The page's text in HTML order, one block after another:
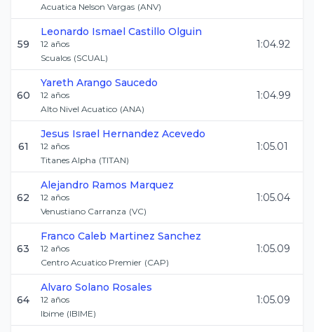
Acuatica Nelson Vargas (ANV)
59
Leonardo Ismael Castillo Olguin
12 años
Scualos (SCUAL)
1:04.92
60
Yareth Arango Saucedo
12 años
Alto Nivel Acuatico (ANA)
1:04.99
61
Jesus Israel Hernandez Acevedo
12 años
Titanes Alpha (TITAN)
1:05.01
62
Alejandro Ramos Marquez
12 años
Venustiano Carranza (VC)
1:05.04
63
Franco Caleb Martinez Sanchez
12 años
Centro Acuatico Premier (CAP)
1:05.09
64
Alvaro Solano Rosales
12 años
Ibime (IBIME)
1:05.09